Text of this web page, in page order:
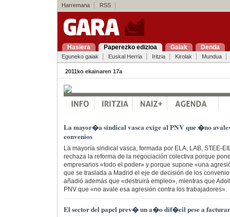
Harremana RSS
Hasiera Paperezko edizioa Gaiak Denda
Eguneko gaiak Euskal Herria Iritzia Kirolak Mundua
2011ko ekainaren 17a
La mayor�a sindical vasca exige al PNV que �no
convenios
La mayoría sindical vasca, formada por ELA, LAB, STEE-
rechaza la reforma de la negociación colectiva porque
empresarios «todo el poder» y porque supone «una
que se traslada a Madrid el eje de decisión de los
añadió además que «destruirá empleo», mientras que
PNV que «no avale esa agresión contra los trabajadores».
El sector del papel prev� un a�o dif�cil pese a